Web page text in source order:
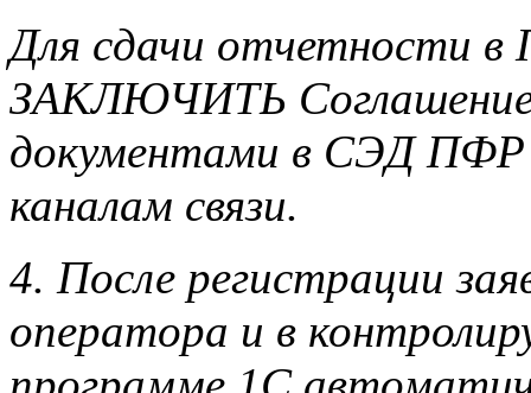
Для сдачи
ЗАКЛЮЧИТЬ Соглашение
документами в СЭД ПФР
каналам связи.
4. После регистрации
оператора и в